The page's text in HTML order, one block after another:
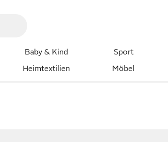
Baby & Kind Sport
Heimtextilien Möbel